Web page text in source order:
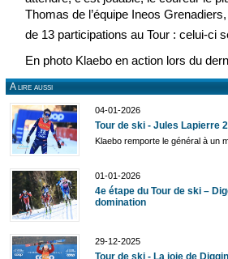
Thomas de l’équipe Ineos
de 13 participations au Tour : celui-ci
En photo Klaebo en action lors du
A lire aussi
04-01-2026
Tour de ski - Jules Lapierre
Klaebo remporte le général à un
01-01-2026
4e étape du Tour de ski –
domination
29-12-2025
Tour de ski - La joie de